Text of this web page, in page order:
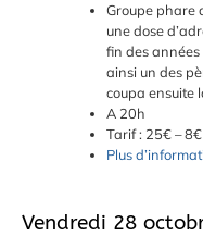
Groupe phare
une dose
fin des
ainsi un des
coupa ensuite
A 20h
Tarif : 25€ –
Plus
Vendredi 28